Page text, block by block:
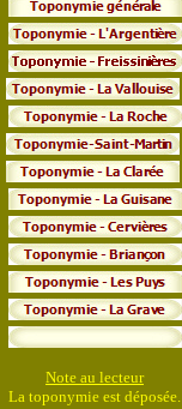
Note au lecteur
La toponymie est déposée.